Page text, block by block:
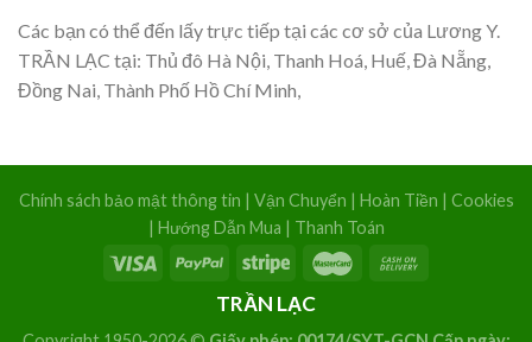
Các bạn có thể đến lấy trực tiếp tại các cơ sở của Lương Y.
TRẦN LẠC tại: Thủ đô Hà Nội, Thanh Hoá, Huế, Đà Nẵng,
Đồng Nai, Thành Phố Hồ Chí Minh,
Chính sách bảo mật thông tin | Vận Chuyển | Hoàn Tiền | Cookies
| Hướng Dẫn Mua | Thanh Toán
TRẦN LẠC